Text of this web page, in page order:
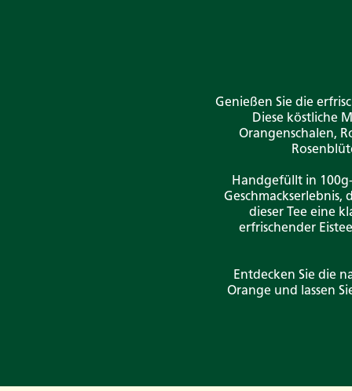
Genießen Sie die
Diese köstliche
Orangenschalen,
Handgefüllt in
dieser Tee eine
erfrischender
Entdecken Sie die
Orange und lassen